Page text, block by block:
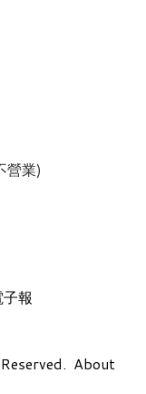
營業)
報
About